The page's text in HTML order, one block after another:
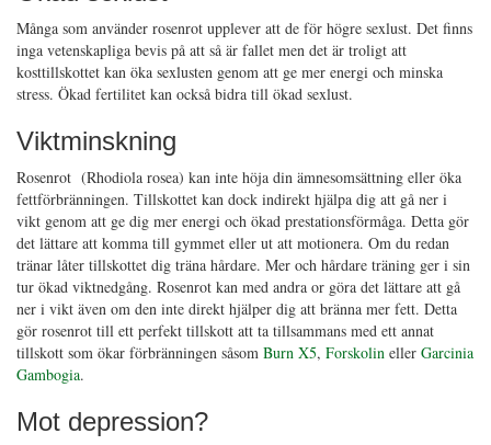
Många som använder rosenrot upplever att de för högre sexlust. Det finns
inga vetenskapliga bevis på att så är fallet men det är troligt att
kosttillskottet kan öka sexlusten genom att ge mer energi och minska
stress. Ökad fertilitet kan också bidra till ökad sexlust.
Viktminskning
Rosenrot (Rhodiola rosea) kan inte höja din ämnesomsättning eller öka
fettförbränningen. Tillskottet kan dock indirekt hjälpa dig att gå ner i
vikt genom att ge dig mer energi och ökad prestationsförmåga. Detta gör
det lättare att komma till gymmet eller ut att motionera. Om du redan
tränar låter tillskottet dig träna hårdare. Mer och hårdare träning ger i sin
tur ökad viktnedgång. Rosenrot kan med andra or göra det lättare att gå
ner i vikt även om den inte direkt hjälper dig att bränna mer fett. Detta
gör rosenrot till ett perfekt tillskott att ta tillsammans med ett annat
tillskott som ökar förbränningen såsom Burn X5, Forskolin eller Garcinia
Gambogia.
Mot depression?